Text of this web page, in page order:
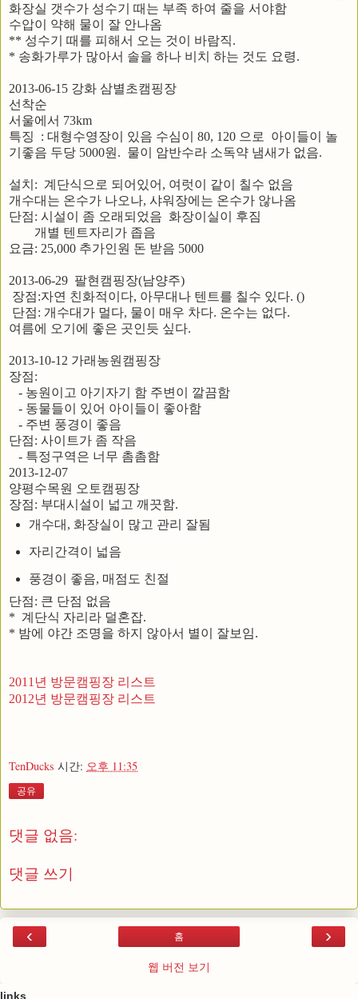
화장실 갯수가 성수기 때는 부족 하여 줄을 서야함
수압이 약해 물이 잘 안나옴
** 성수기 때를 피해서 오는 것이 바람직.
* 송화가루가 많아서 솔을 하나 비치 하는 것도 요령.
2013-06-15 강화 삼별초캠핑장
선착순
서울에서 73km
특징 : 대형수영장이 있음 수심이 80, 120 으로 아이들이 놀
기좋음 두당 5000원. 물이 암반수라 소독약 냄새가 없음.
설치: 계단식으로 되어있어, 여럿이 같이 칠수 없음
개수대는 온수가 나오나, 샤워장에는 온수가 않나옴
단점: 시설이 좀 오래되었음 화장이실이 후짐
개별 텐트자리가 좁음
요금: 25,000 추가인원 돈 받음 5000
2013-06-29 팔현캠핑장(남양주)
장점:자연 친화적이다, 아무대나 텐트를 칠수 있다. ()
단점: 개수대가 멀다, 물이 매우 차다. 온수는 없다.
여름에 오기에 좋은 곳인듯 싶다.
2013-10-12 가래농원캠핑장
장점:
- 농원이고 아기자기 함 주변이 깔끔함
- 동물들이 있어 아이들이 좋아함
- 주변 풍경이 좋음
단점: 사이트가 좀 작음
- 특정구역은 너무 촘촘함
2013-12-07
양평수목원 오토캠핑장
장점: 부대시설이 넓고 깨끗함.
개수대, 화장실이 많고 관리 잘됨
자리간격이 넓음
풍경이 좋음, 매점도 친절
단점: 큰 단점 없음
* 계단식 자리라 덜혼잡.
* 밤에 야간 조명을 하지 않아서 별이 잘보임.
2011년 방문캠핑장 리스트
2012년 방문캠핑장 리스트
TenDucks 시간: 오후 11:35
공유
댓글 없음:
댓글 쓰기
‹ ›
홈
웹 버전 보기
links